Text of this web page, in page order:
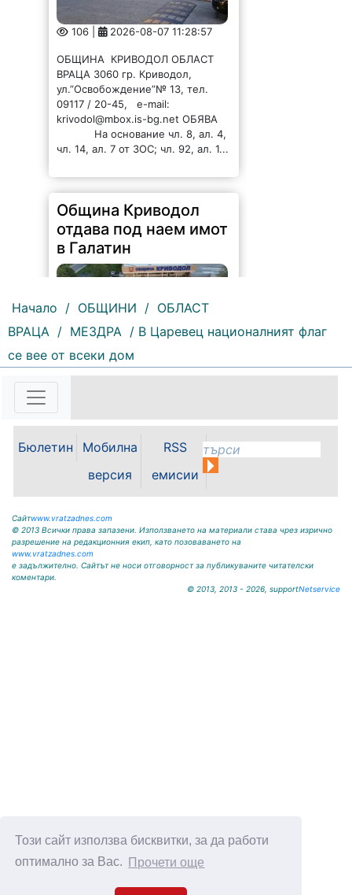
Този сайт използва бисквитки, за да работи
оптимално за Вас.
Прочети още
106 | 2026-08-07 11:28:57
ОБЩИНА КРИВОДОЛ ОБЛАСТ
ВРАЦА 3060 гр. Криводол,
ул.”Освобождение”№ 13, тел.
09117 / 20-45, e-mail:
krivodol@mbox.is-bg.net ОБЯВА
На основание чл. 8, ал. 4,
чл. 14, ал. 7 от ЗОС; чл. 92, ал. 1...
Община Криводол
отдава под наем имот
в Галатин
114 | 2026-08-07 11:27:20
ул.”Освобождение”№ 13, тел.
krivodol@dir.bg ОБЯВА На
основание чл. 8, ал. 4, чл. 14, ал.
7 от ЗОС; чл. 92, ал. 1...
Начало / ОБЩИНИ / ОБЛАСТ
ВРАЦА / МЕЗДРА / В Царевец националният флаг
се вее от всеки дом
Бюлетин
Мобилна
версия
RSS
емисии
Сайтwww.vratzadnes.com
© 2013 Всички права запазени. Използването на материали става чрез изрично
разрешение на редакционния екип, като позоваването на
www.vratzadnes.com
е задължително. Сайтът не носи отговорност за публикуваните читателски
коментари.
© 2013, 2013 - 2026, supportNetservice